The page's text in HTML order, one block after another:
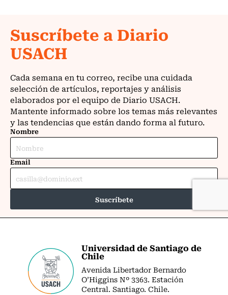
Universidad de Santiago de
Chile
Avenida Libertador Bernardo
O’Higgins Nº 3363. Estación
Central. Santiago. Chile.